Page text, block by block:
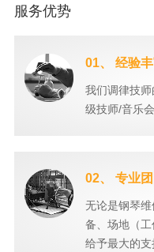
服务优势
01、 经验
我们调律技
级技师/音乐
02、 专业
无论是钢琴
备、场地（
给予最大的支